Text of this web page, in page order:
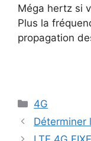
Méga hertz si
Plus la
propagation
Catégories
4G
Déterminer